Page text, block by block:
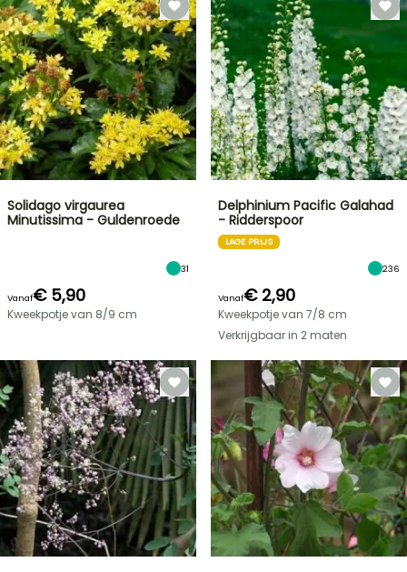
Solidago virgaurea
Minutissima - Guldenroede
31
Vanaf€ 5,90
Kweekpotje van 8/9 cm
Delphinium Pacific Galahad
- Ridderspoor
LAGE PRIJS
236
Vanaf€ 2,90
Kweekpotje van 7/8 cm
Verkrijgbaar in 2 maten